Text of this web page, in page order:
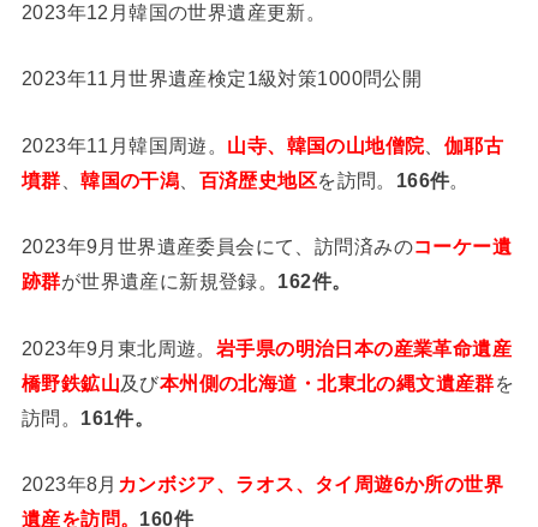
2023年12月韓国の世界遺産更新。
2023年11月世界遺産検定1級対策1000問公開
2023年11月韓国周遊。 山寺、韓国の山地僧院、 伽耶古
墳群 、韓国の干潟 百済歴史地区を訪問。 166件。
2023年9月世界遺産委員会にて、訪問済みのコーケー遺
跡群が世界遺産に新規登録。 162件。
2023年9月東北周遊。 岩手県の明治日本の産業革命遺産
橋野鉄鉱山及び本州側の北海道・北東北の縄文遺産群を
訪問。 161件。
2023年8月 カンボジア、ラオス、タイ周遊6か所の世界
遺産を訪問。 160件